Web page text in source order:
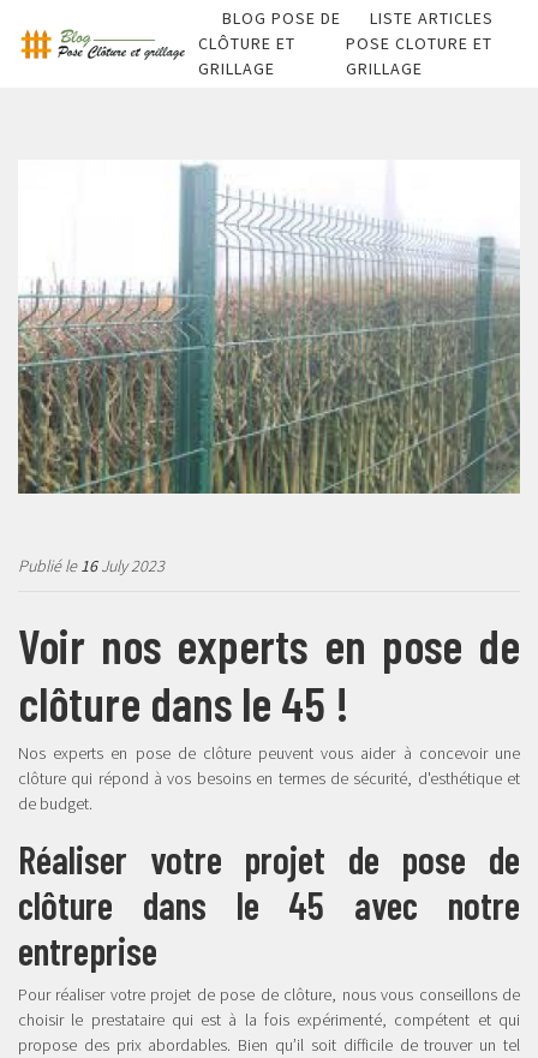
BLOG POSE DE
CLÔTURE ET
GRILLAGE
LISTE ARTICLES
POSE CLOTURE ET
GRILLAGE
Publié le16July 2023
Voir nos experts en pose de
clôture dans le 45 !
Nos experts en pose de clôture peuvent vous aider à concevoir une
clôture qui répond à vos besoins en termes de sécurité, d'esthétique et
de budget.
Réaliser votre projet de pose de
clôture dans le 45 avec notre
entreprise
Pour réaliser votre projet de pose de clôture, nous vous conseillons de
choisir le prestataire qui est à la fois expérimenté, compétent et qui
propose des prix abordables. Bien qu’il soit difficile de trouver un tel